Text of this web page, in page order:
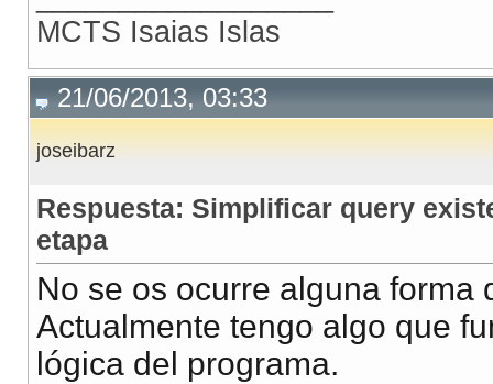
MCTS Isaias Islas
21/06/2013, 03:33
joseibarz
Respuesta: Simplificar query
etapa
No se os ocurre alguna forma
Actualmente tengo algo que
lógica del programa.